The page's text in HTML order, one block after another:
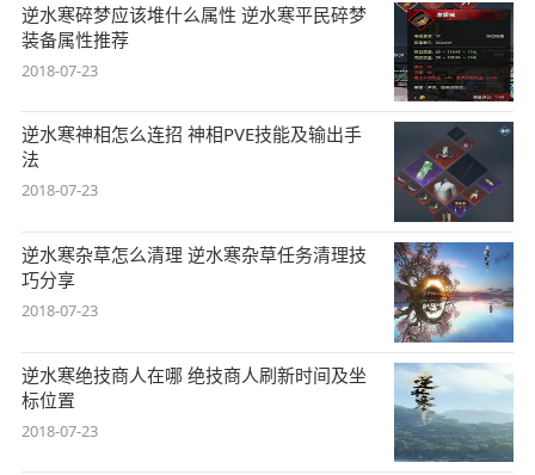
逆水寒碎梦应该堆什么属性 逆水寒平民碎梦
装备属性推荐
2018-07-23
逆水寒神相怎么连招 神相PVE技能及输出手
法
2018-07-23
逆水寒杂草怎么清理 逆水寒杂草任务清理技
巧分享
2018-07-23
逆水寒绝技商人在哪 绝技商人刷新时间及坐
标位置
2018-07-23